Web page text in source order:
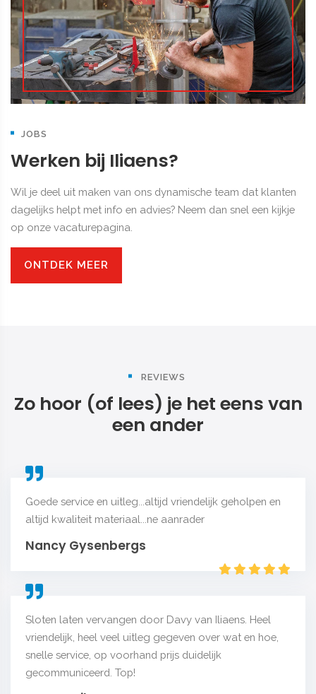
JOBS
Werken bij Iliaens?
Wil je deel uit maken van ons dynamische team dat klanten
dagelijks helpt met info en advies? Neem dan snel een kijkje
op onze vacaturepagina.
ONTDEK MEER
REVIEWS
Zo hoor (of lees) je het eens van
een ander
Nancy Gysenbergs
Goede service en uitleg...altijd vriendelijk geholpen en
altijd kwaliteit materiaal...ne aanrader
Sloten laten vervangen door Davy van Iliaens. Heel
vriendelijk, heel veel uitleg gegeven over wat en hoe,
snelle service, op voorhand prijs duidelijk
gecommuniceerd. Top!